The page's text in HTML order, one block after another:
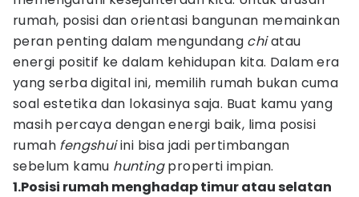
rumah, posisi dan orientasi bangunan memainkan
peran penting dalam mengundang chiatau
energi positif ke dalam kehidupan kita. Dalam era
yang serba digital ini, memilih rumah bukan cuma
soal estetika dan lokasinya saja. Buat kamu yang
masih percaya dengan energi baik, lima posisi
rumah fengshuiini bisa jadi pertimbangan
sebelum kamu huntingproperti impian.
1.Posisi rumah menghadap timur atau selatan